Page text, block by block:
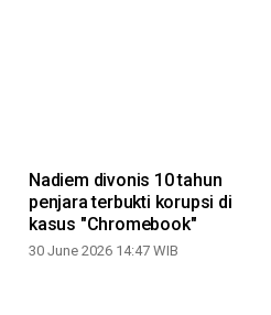
Nadiem divonis 10 tahun
penjara terbukti korupsi di
kasus "Chromebook"
30 June 2026 14:47 WIB